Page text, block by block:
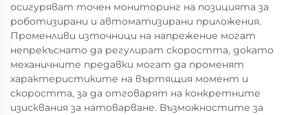
осигуряват точен мониторинг на позицията за
роботизирани и автоматизирани приложения.
Променливи източници на напрежение могат
непрекъснато да регулират скоростта, докато
механичните предавки могат да променят
характеристиките на въртящия момент и
скоростта, за да отговарят на конкретните
изисквания за натоварване. Възможностите за